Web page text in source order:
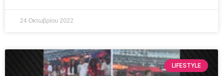
24 Οκτωβρίου 2022
LIFESTYLE